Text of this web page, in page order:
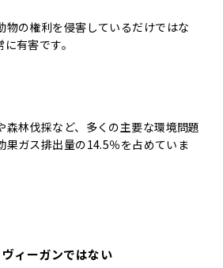
物の権利を侵害しているだけではな
有害です。
森林伐採など、多くの主要な環境問題
果ガス排出量の14.5％を占めていま
ィーガンではない